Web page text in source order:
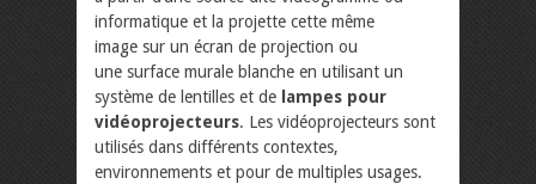
informatique et la projette cette même
image sur un écran de projection ou
une surface murale blanche en utilisant un
système de lentilles et de lampes pour
vidéoprojecteurs. Les vidéoprojecteurs sont
utilisés dans différents contextes,
environnements et pour de multiples usages.